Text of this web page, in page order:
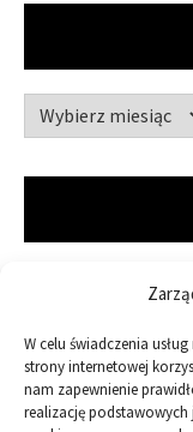
W celu świadczenia
strony internetowej
nam zapewnienie
realizację
Archiwa
ARTYKUŁ
Budowa
Dom